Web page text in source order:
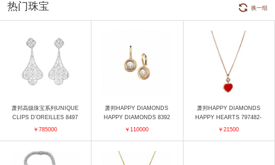
热门珠宝 换一组
萧邦高级珠宝系列UNIQUE
CLIPS D'OREILLES 8497
02-9001 耳饰
￥785000
萧邦HAPPY DIAMONDS
HAPPY DIAMONDS 8392
16-5002 耳饰
￥110000
萧邦HAPPY DIAMONDS
HAPPY HEARTS 797482-
5801 项链
￥21500